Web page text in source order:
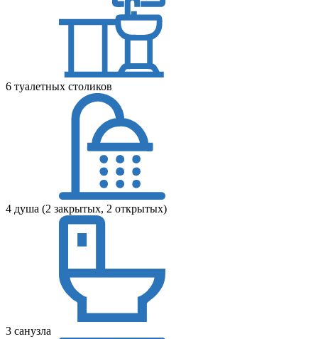
6 туалетных столиков
4 душа (2 закрытых, 2 открытых)
3 санузла